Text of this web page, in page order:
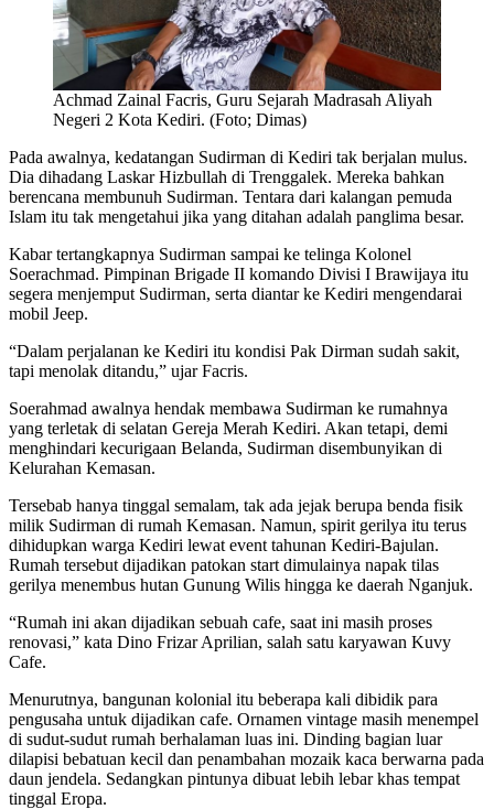
Achmad Zainal Facris, Guru Sejarah Madrasah Aliyah
Negeri 2 Kota Kediri. (Foto; Dimas)
Pada awalnya, kedatangan Sudirman di Kediri tak berjalan mulus.
Dia dihadang Laskar Hizbullah di Trenggalek. Mereka bahkan
berencana membunuh Sudirman. Tentara dari kalangan pemuda
Islam itu tak mengetahui jika yang ditahan adalah panglima besar.
Kabar tertangkapnya Sudirman sampai ke telinga Kolonel
Soerachmad. Pimpinan Brigade II komando Divisi I Brawijaya itu
segera menjemput Sudirman, serta diantar ke Kediri mengendarai
mobil Jeep.
“Dalam perjalanan ke Kediri itu kondisi Pak Dirman sudah sakit,
tapi menolak ditandu,” ujar Facris.
Soerahmad awalnya hendak membawa Sudirman ke rumahnya
yang terletak di selatan Gereja Merah Kediri. Akan tetapi, demi
menghindari kecurigaan Belanda, Sudirman disembunyikan di
Kelurahan Kemasan.
Tersebab hanya tinggal semalam, tak ada jejak berupa benda fisik
milik Sudirman di rumah Kemasan. Namun, spirit gerilya itu terus
dihidupkan warga Kediri lewat event tahunan Kediri-Bajulan.
Rumah tersebut dijadikan patokan start dimulainya napak tilas
gerilya menembus hutan Gunung Wilis hingga ke daerah Nganjuk.
“Rumah ini akan dijadikan sebuah cafe, saat ini masih proses
renovasi,” kata Dino Frizar Aprilian, salah satu karyawan Kuvy
Cafe.
Menurutnya, bangunan kolonial itu beberapa kali dibidik para
pengusaha untuk dijadikan cafe. Ornamen vintage masih menempel
di sudut-sudut rumah berhalaman luas ini. Dinding bagian luar
dilapisi bebatuan kecil dan penambahan mozaik kaca berwarna pada
daun jendela. Sedangkan pintunya dibuat lebih lebar khas tempat
tinggal Eropa.